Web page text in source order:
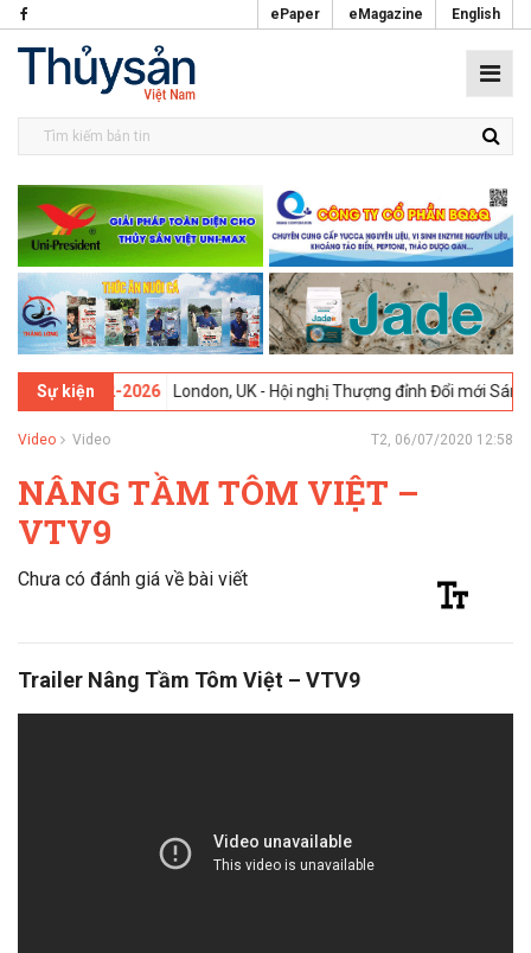
ePaper eMagazine English
Sự kiện
09-02-2026 London, UK - Hội nghị Thượng đỉnh Đổi mới Sáng tạo
Video Video T2, 06/07/2020 12:58
NÂNG TẦM TÔM VIỆT –
VTV9
Chưa có đánh giá về bài viết
Trailer Nâng Tầm Tôm Việt – VTV9